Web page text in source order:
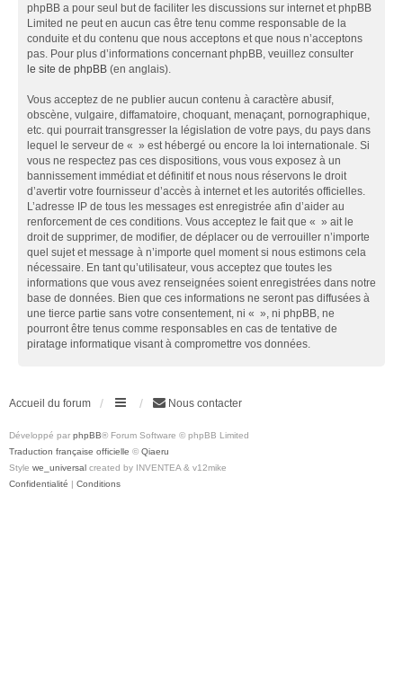
phpBB a pour seul but de faciliter les discussions sur internet et phpBB
Limited ne peut en aucun cas être tenu comme responsable de la
conduite et du contenu que nous acceptons et que nous n’acceptons
pas. Pour plus d’informations concernant phpBB, veuillez consulter
le site de phpBB (en anglais).
Vous acceptez de ne publier aucun contenu à caractère abusif,
obscène, vulgaire, diffamatoire, choquant, menaçant, pornographique,
etc. qui pourrait transgresser la législation de votre pays, du pays dans
lequel le serveur de « » est hébergé ou encore la loi internationale. Si
vous ne respectez pas ces dispositions, vous vous exposez à un
bannissement immédiat et définitif et nous nous réservons le droit
d’avertir votre fournisseur d’accès à internet et les autorités officielles.
L’adresse IP de tous les messages est enregistrée afin d’aider au
renforcement de ces conditions. Vous acceptez le fait que « » ait le
droit de supprimer, de modifier, de déplacer ou de verrouiller n’importe
quel sujet et message à n’importe quel moment si nous estimons cela
nécessaire. En tant qu’utilisateur, vous acceptez que toutes les
informations que vous avez renseignées soient enregistrées dans notre
base de données. Bien que ces informations ne seront pas diffusées à
une tierce partie sans votre consentement, ni « », ni phpBB, ne
pourront être tenus comme responsables en cas de tentative de
piratage informatique visant à compromettre vos données.
Accueil du forum Nous contacter
Développé par phpBB® Forum Software © phpBB Limited
Traduction française officielle © Qiaeru
Style we_universal created by INVENTEA & v12mike
Confidentialité | Conditions